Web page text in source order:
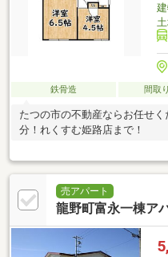
鉄骨造 間取
たつの市の不動産ならお任せ
分！れくすむ姫路店まで！
売アパート
龍野町富永一棟ア